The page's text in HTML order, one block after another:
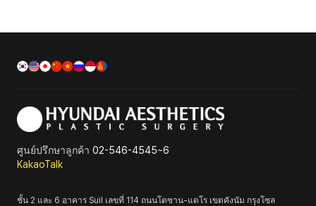
ศูนย์ปรึกษาลูกค้า 02-546-4545~6
KakaoTalk
ชั้น 2 และ 6 อาคาร Suil เลขที่ 114 ถนนโดซาน-แดโร เขตคังนัม กรุงโซล